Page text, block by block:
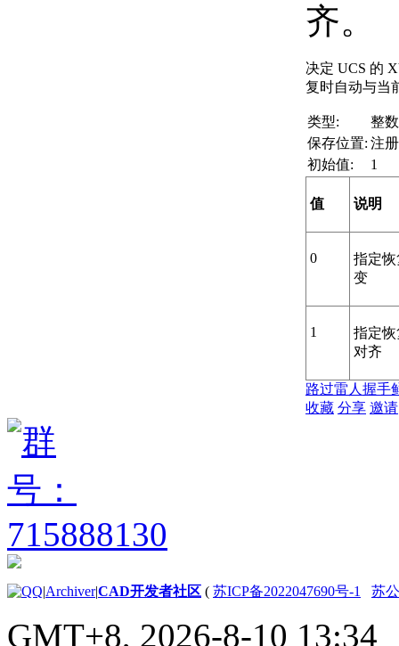
齐。
决定 UCS 的
复时自动与当
类型:
整数
保存位置: 注
初始值:
1
值 说明
0
指定
变
1
指定
对齐
路过雷人 握手
收藏 分享 邀请
|Archiver|CAD开发者社区 ( 苏ICP备2022047690号-1 苏
GMT+8, 2026-8-10 13:34